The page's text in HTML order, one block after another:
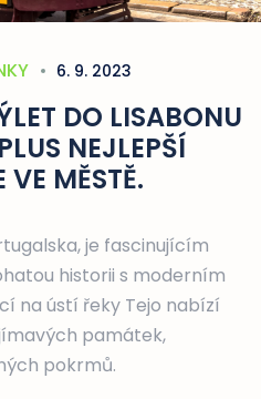
6. 9. 2023
DO LISABONU
NEJLEPŠÍ
MĚSTĚ.
je fascinujícím
historii s moderním
na ústí řeky Tejo nabízí
památek,
pokrmů.